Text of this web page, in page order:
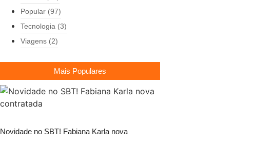
Mais Populares
Novidade no SBT! Fabiana Karla nova
Popular (97)
Tecnologia (3)
Viagens (2)